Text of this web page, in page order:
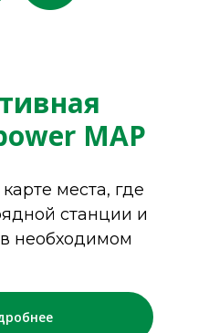
MAP
места, где
станции и
в необходимом